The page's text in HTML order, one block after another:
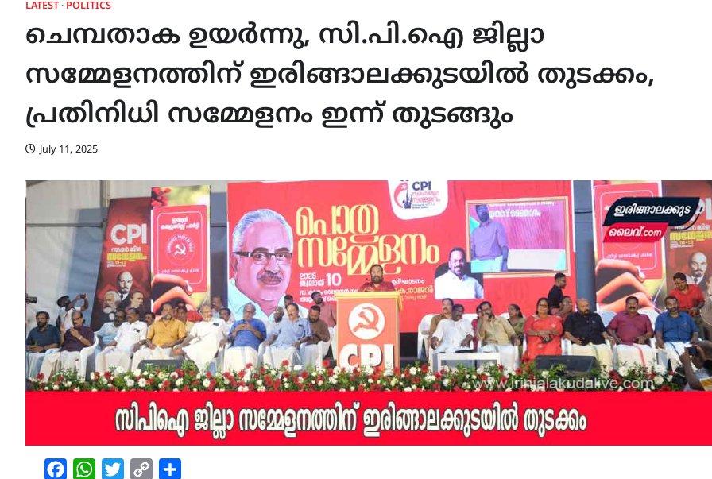
LATEST POLITICS
ചെമ്പതാക ഉയർന്നു, സി.പി.ഐ ജില്ലാ
സമ്മേളനത്തിന് ഇരിങ്ങാലക്കുടയിൽ തുടക്കം,
പ്രതിനിധി സമ്മേളനം ഇന്ന് തുടങ്ങും
July 11, 2025
FacebookWhatsAppTwitterCopy